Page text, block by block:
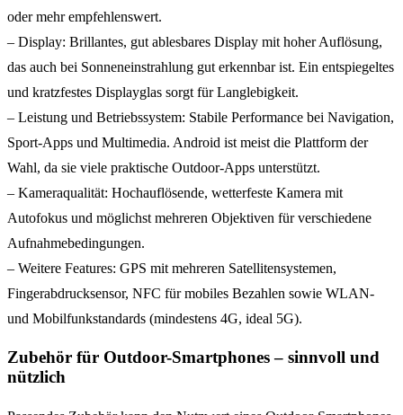
oder mehr empfehlenswert.
– Display: Brillantes, gut ablesbares Display mit hoher Auflösung,
das auch bei Sonneneinstrahlung gut erkennbar ist. Ein entspiegeltes
und kratzfestes Displayglas sorgt für Langlebigkeit.
– Leistung und Betriebssystem: Stabile Performance bei Navigation,
Sport-Apps und Multimedia. Android ist meist die Plattform der
Wahl, da sie viele praktische Outdoor-Apps unterstützt.
– Kameraqualität: Hochauflösende, wetterfeste Kamera mit
Autofokus und möglichst mehreren Objektiven für verschiedene
Aufnahmebedingungen.
– Weitere Features: GPS mit mehreren Satellitensystemen,
Fingerabdrucksensor, NFC für mobiles Bezahlen sowie WLAN-
und Mobilfunkstandards (mindestens 4G, ideal 5G).
Zubehör für Outdoor-Smartphones – sinnvoll und
nützlich